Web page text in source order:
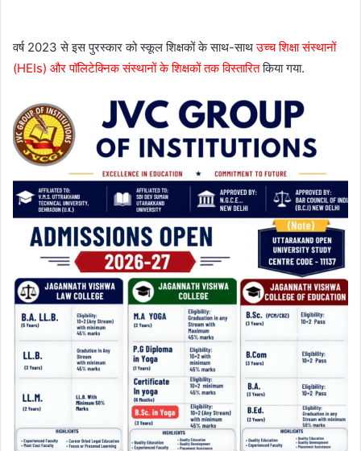
वर्ष 2023 से इस पुरस्कार को स्कूल शिक्षकों के साथ-साथउच्च शिक्षा संस्थानों
(HEIs) और पॉलिटेक्निक संस्थानों के शिक्षकों तक विस्तारितकिया गया.